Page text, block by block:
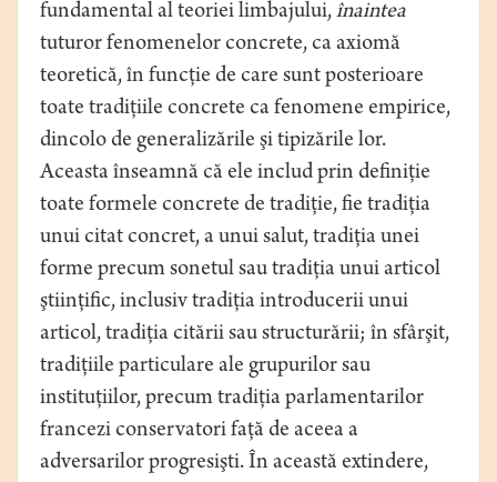
fundamental al teoriei limbajului,înaintea
tuturor fenomenelor concrete, ca axiomă
teoretică, în funcţie de care sunt posterioare
toate tradiţiile concrete ca fenomene empirice,
dincolo de generalizările şi tipizările lor.
Aceasta înseamnă că ele includ prin definiţie
toate formele concrete de tradiţie, fie tradiţia
unui citat concret, a unui salut, tradiţia unei
forme precum sonetul sau tradiţia unui articol
ştiinţific, inclusiv tradiţia introducerii unui
articol, tradiţia citării sau structurării; în sfârşit,
tradiţiile particulare ale grupurilor sau
instituţiilor, precum tradiţia parlamentarilor
francezi conservatori faţă de aceea a
adversarilor progresişti. În această extindere,